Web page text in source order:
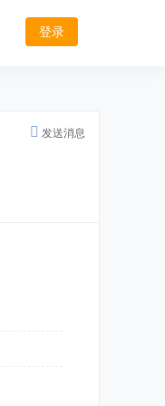
登录
发送消息